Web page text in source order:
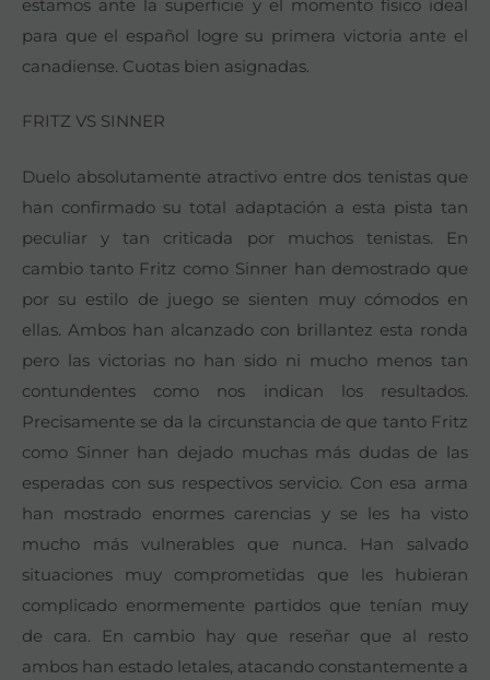
estamos ante la superficie y el momento físico ideal
para que el español logre su primera victoria ante el
canadiense. Cuotas bien asignadas.
FRITZ VS SINNER
Duelo absolutamente atractivo entre dos tenistas que
han confirmado su total adaptación a esta pista tan
peculiar y tan criticada por muchos tenistas. En
cambio tanto Fritz como Sinner han demostrado que
por su estilo de juego se sienten muy cómodos en
ellas. Ambos han alcanzado con brillantez esta ronda
pero las victorias no han sido ni mucho menos tan
contundentes como nos indican los resultados.
Precisamente se da la circunstancia de que tanto Fritz
como Sinner han dejado muchas más dudas de las
esperadas con sus respectivos servicio. Con esa arma
han mostrado enormes carencias y se les ha visto
mucho más vulnerables que nunca. Han salvado
situaciones muy comprometidas que les hubieran
complicado enormemente partidos que tenían muy
de cara. En cambio hay que reseñar que al resto
ambos han estado letales, atacando constantemente a